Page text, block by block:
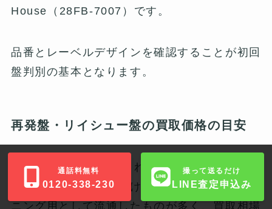
House（28FB-7007）です。
品番とレーベルデザインを確認することが初回
盤判別の基本となります。
再発盤・リイシュー盤の買取価格の目安
1980年代以降に製造された再発盤やリイシュ
ー盤は、コレクター向けというよりも一般リス
ニング用として流通したものが多く、買取相場
通話料無料
0120-338-230
撮って送るだけ
LINE査定申込み